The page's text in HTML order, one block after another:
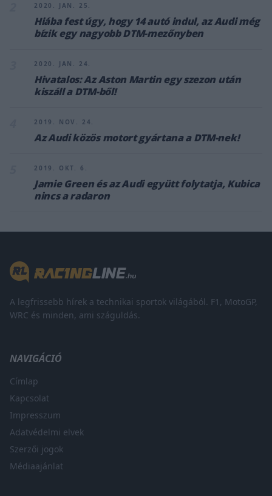
2020. JAN. 25.
Hiába fest úgy, hogy 14 autó indul, az Audi még
bízik egy nagyobb DTM-mezőnyben
2020. JAN. 24.
Hivatalos: Az Aston Martin egy szezon után
kiszáll a DTM-ből!
2019. NOV. 24.
Az Audi közös motort gyártana a DTM-nek!
2019. OKT. 6.
Jamie Green és az Audi együtt folytatja, Kubica
nincs a radaron
A legfrissebb hírek a technikai sportok világából. F1, MotoGP,
WRC és minden, ami száguldás.
NAVIGÁCIÓ
Címlap
Kapcsolat
Impresszum
Adatvédelmi elvek
Szerzői jogok
Médiaajánlat